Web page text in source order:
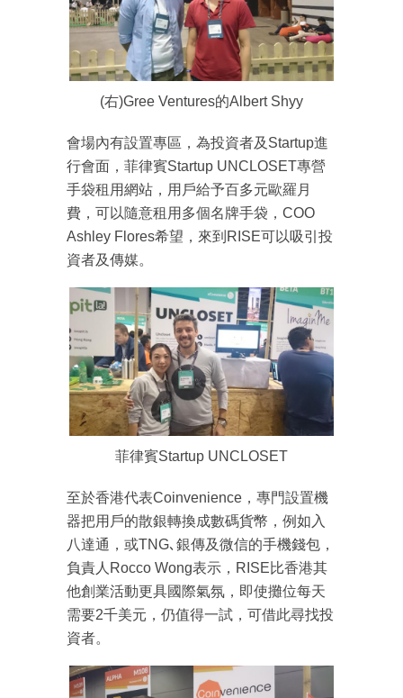
(右)Gree Ventures的Albert Shyy
會場內有設置專區，為投資者及Startup進
行會面，菲律賓Startup UNCLOSET專營
手袋租用網站，用戶給予百多元歐羅月
費，可以隨意租用多個名牌手袋，COO
Ashley Flores希望，來到RISE可以吸引投
資者及傳媒。
菲律賓Startup UNCLOSET
至於香港代表Coinvenience，專門設置機
器把用戶的散銀轉換成數碼貨幣，例如入
八達通，或TNG､銀傳及微信的手機錢包，
負責人Rocco Wong表示，RISE比香港其
他創業活動更具國際氣氛，即使攤位每天
需要2千美元，仍值得一試，可借此尋找投
資者。
最新資訊（附創業懶人包）
箱！